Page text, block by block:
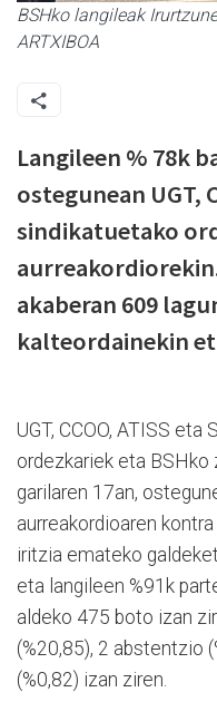
BSHko langileak
ARTXIBOA
Langileen % 78k
ostegunean UGT,
sindikatuetako
akaberan 609
kalteordainekin
UGT, CCOO, ATISS
ordezkariek eta BSHko
garilaren 17an,
aurreakordioaren
iritzia emateko
eta langileen %91k
aldeko 475 boto izan
(%20,85), 2 abstentzio
(%0,82) izan ziren.